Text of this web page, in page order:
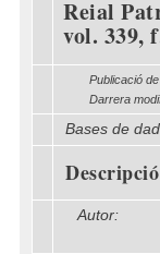
Reial
vol. 339,
Publicació
Darrera
Bases de
Descripció
Autor: